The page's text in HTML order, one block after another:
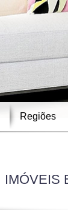
IMÓVEIS